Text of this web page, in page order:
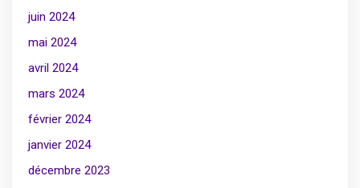
juin 2024
mai 2024
avril 2024
mars 2024
février 2024
janvier 2024
décembre 2023